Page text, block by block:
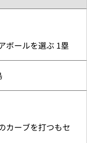
ボールを選ぶ 1塁
カーブを打つもセ